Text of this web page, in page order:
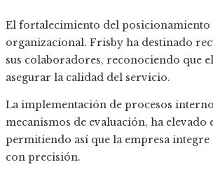
El fortalecimiento del posicionamiento
organizacional. Frisby ha destinado
sus colaboradores, reconociendo que
asegurar la calidad del servicio.
La implementación de procesos
mecanismos de evaluación, ha elevado
permitiendo así que la empresa
con precisión.